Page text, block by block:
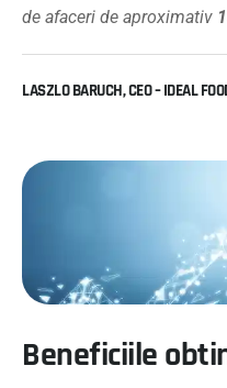
de afaceri de aproximativ
LASZLO BARUCH, CEO – IDEAL
Beneficiile